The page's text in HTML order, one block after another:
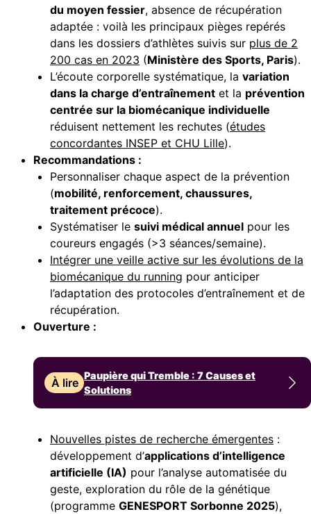
du moyen fessier, absence de récupération
adaptée : voilà les principaux pièges repérés
dans les dossiers d’athlètes suivis sur plus de 2
200 cas en 2023 (Ministère des Sports, Paris).
L’écoute corporelle systématique, la variation
dans la charge d’entraînement et la prévention
centrée sur la biomécanique individuelle
réduisent nettement les rechutes (études
concordantes INSEP et CHU Lille).
Recommandations :
Personnaliser chaque aspect de la prévention
(mobilité, renforcement, chaussures,
traitement précoce).
Systématiser le suivi médical annuel pour les
coureurs engagés (>3 séances/semaine).
Intégrer une veille active sur les évolutions de la
biomécanique du running pour anticiper
l’adaptation des protocoles d’entraînement et de
récupération.
Ouverture :
À lire
Paupière qui Tremble : 7 Causes et
Solutions
Nouvelles pistes de recherche émergentes :
développement d’applications d’intelligence
artificielle (IA) pour l’analyse automatisée du
geste, exploration du rôle de la génétique
(programme GENESPORT Sorbonne 2025),